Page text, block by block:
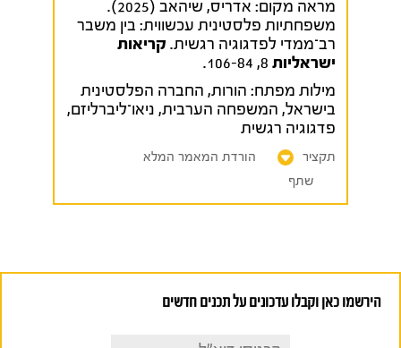
מראה מקום:
אדריס, שיהאב (2025).
משפחתיות פלסטינית עכשווית: בין משבר
רב־ממדי לפדגוגיה רגשית.קריאות
ישראליות
מילות מפתח: הורות, החברה הפלסטינית
בישראל, המשפחה הערבית, ניאו־ליברליזם,
פדגוגיה רגשית
תקציר
הורדת המאמר המלא
שתף
הירשמו כאן וקבלו עדכונים על תכנים חדשים